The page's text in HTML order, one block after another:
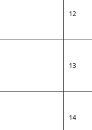
12
13
14